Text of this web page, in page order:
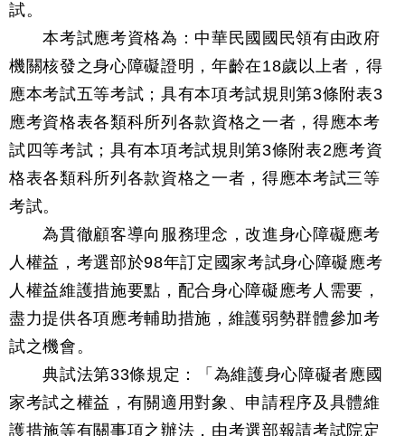
試。
本考試應考資格為：中華民國國民領有由政府
機關核發之身心障礙證明，年齡在18歲以上者，得
應本考試五等考試；具有本項考試規則第3條附表3
應考資格表各類科所列各款資格之一者，得應本考
試四等考試；具有本項考試規則第3條附表2應考資
格表各類科所列各款資格之一者，得應本考試三等
考試。
為貫徹顧客導向服務理念，改進身心障礙應考
人權益，考選部於98年訂定國家考試身心障礙應考
人權益維護措施要點，配合身心障礙應考人需要，
盡力提供各項應考輔助措施，維護弱勢群體參加考
試之機會。
典試法第33條規定：「為維護身心障礙者應國
家考試之權益，有關適用對象、申請程序及具體維
護措施等有關事項之辦法，由考選部報請考試院定